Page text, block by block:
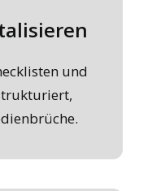
und